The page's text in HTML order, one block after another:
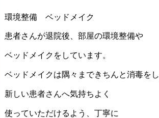
環境整備 ベッドメイク
患者さんが退院後、部屋の環境整備や
ベッドメイクをしています。
ベッドメイクは隅々まできちんと消毒をし
新しい患者さんへ気持ちよく
使っていただけるよう、丁寧に